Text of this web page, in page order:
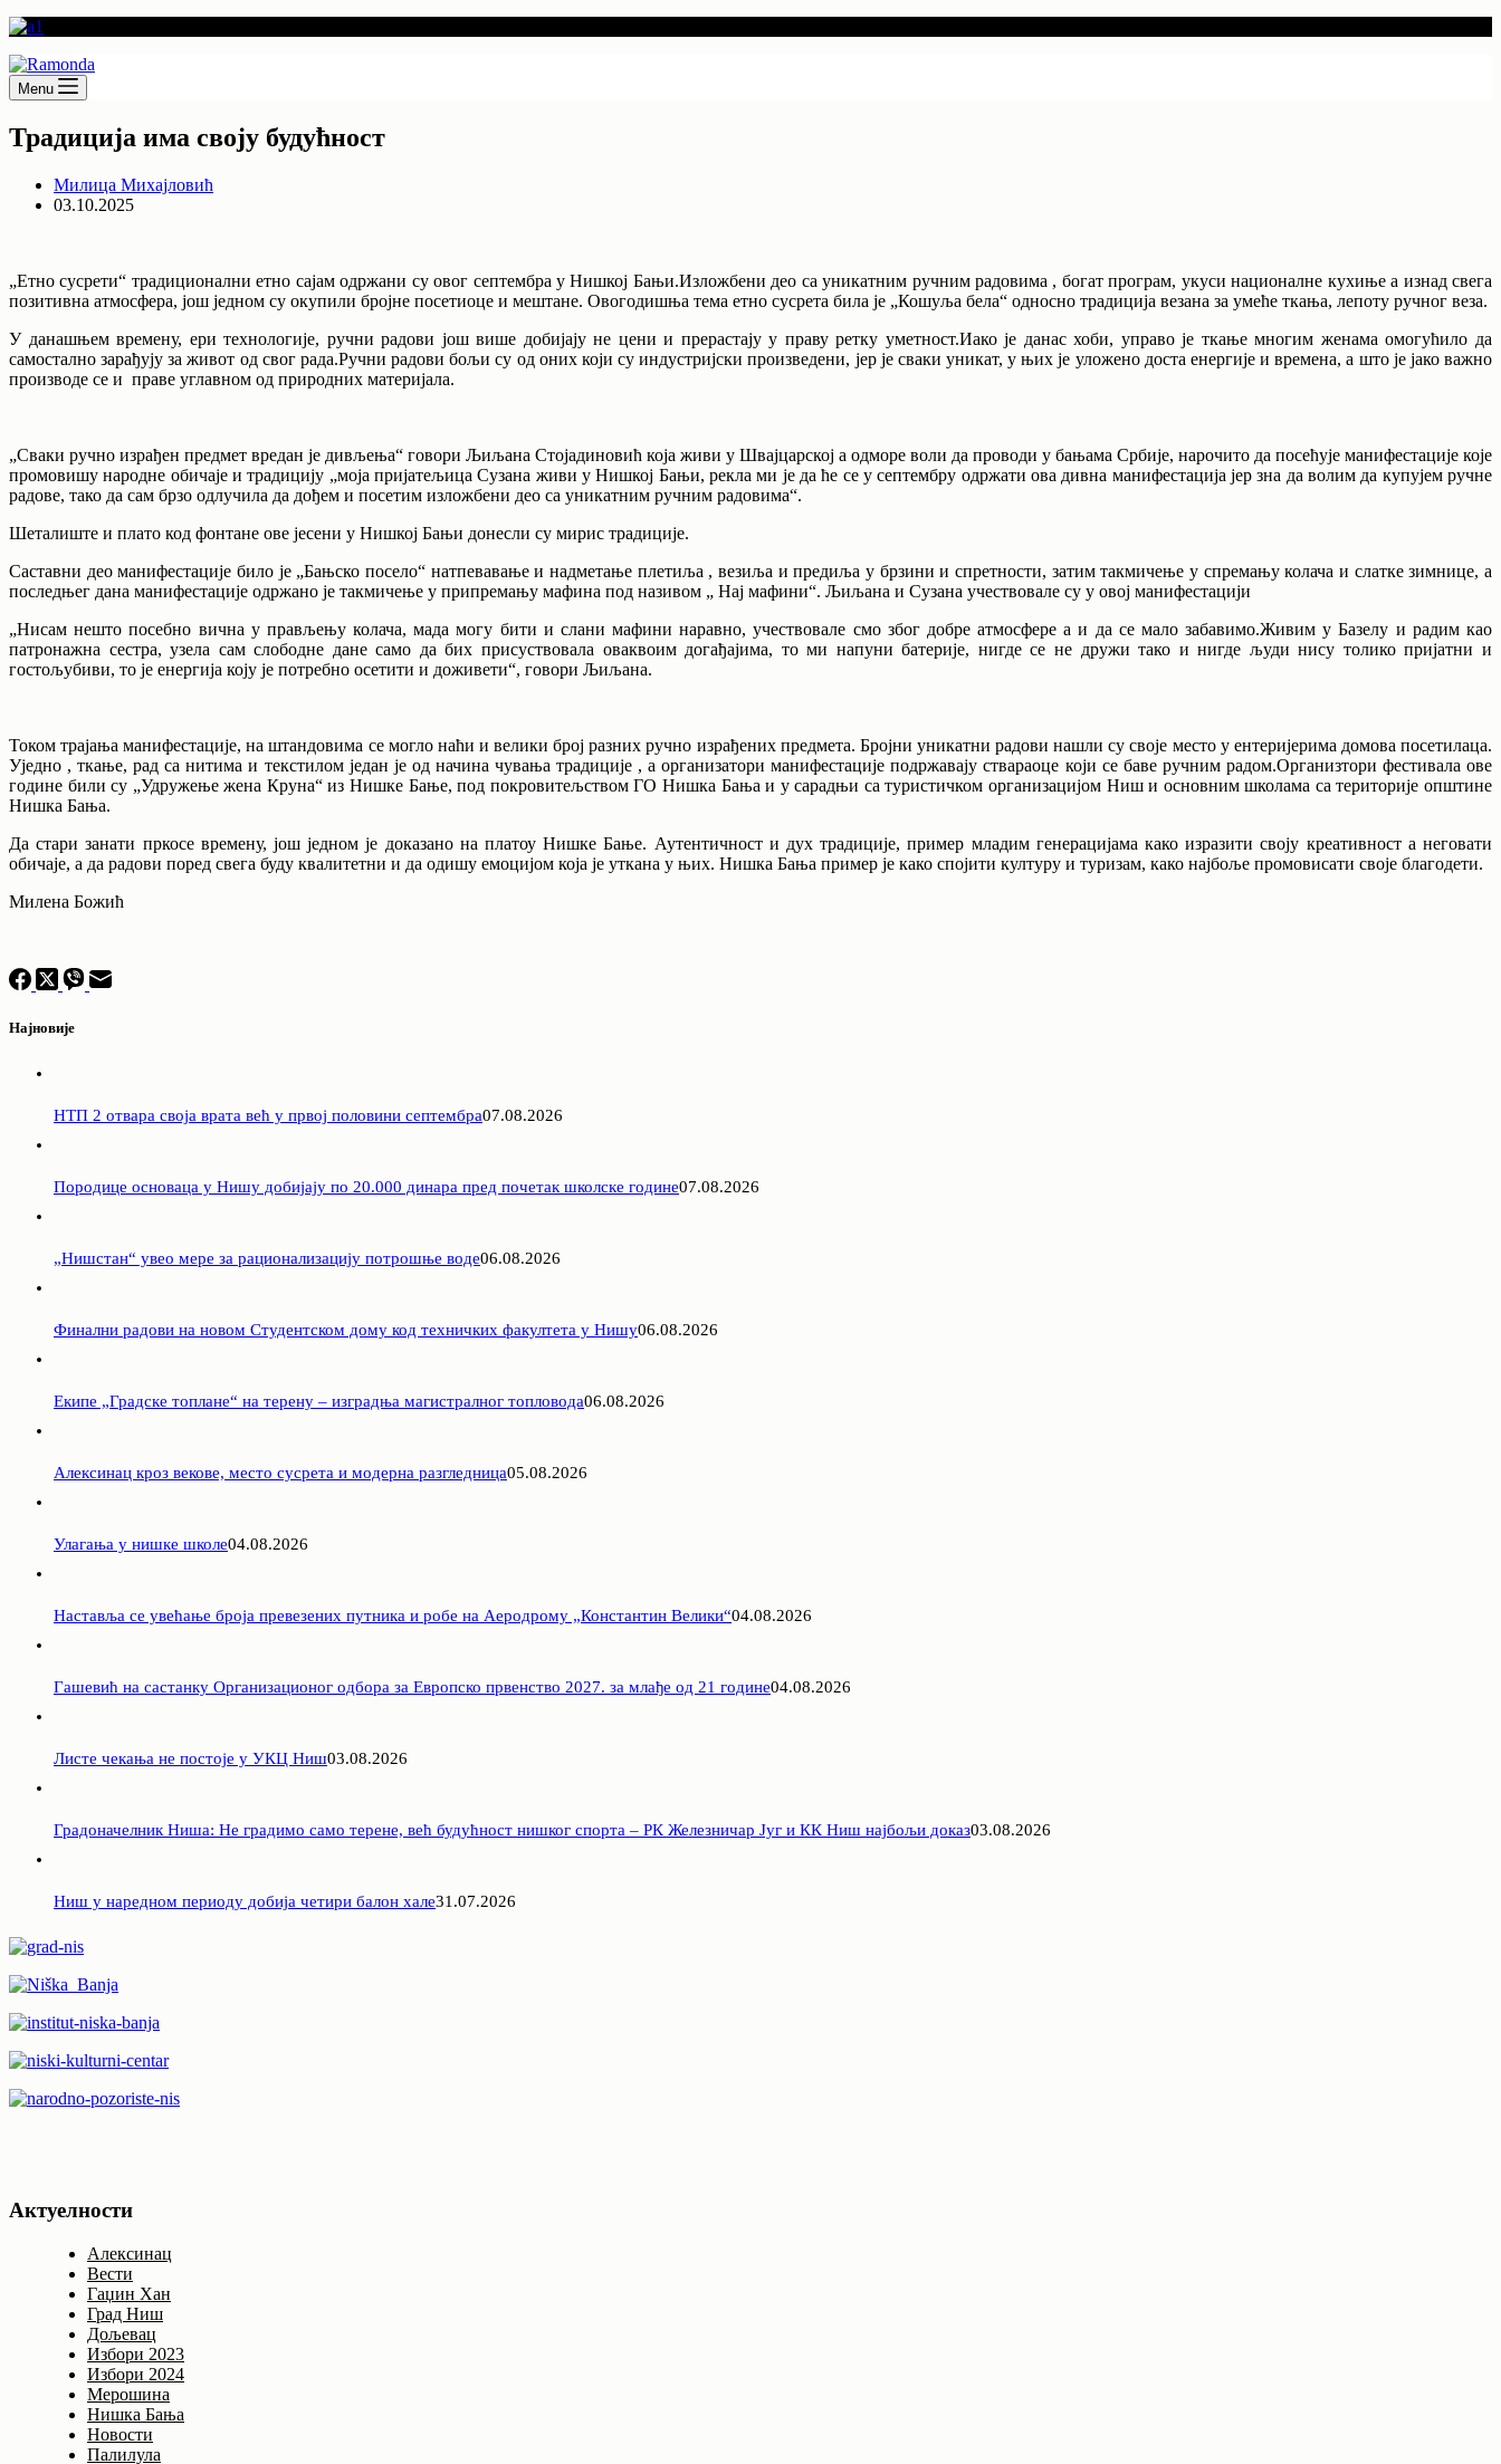
Menu
Традиција има своју будућност
Милица Михајловић
03.10.2025
„Етно сусрети“ традиционални етно сајам одржани су овог септембра у Нишкој Бањи.Изложбени део са уникатним ручним радовима , богат програм, укуси националне кухиње а изнад свега
позитивна атмосфера, још једном су окупили бројне посетиоце и мештане. Овогодишња тема етно сусрета била је „Кошуља бела“ односно традиција везана за умеће ткања, лепоту ручног веза.
У данашњем времену, ери технологије, ручни радови још више добијају не цени и прерастају у праву ретку уметност.Иако је данас хоби, управо је ткање многим женама омогућило да
самостално зарађују за живот од свог рада.Ручни радови бољи су од оних који су индустријски произведени, јер је сваки уникат, у њих је уложено доста енергије и времена, а што је јако важно
производе се и праве углавном од природних материјала.
„Сваки ручно израђен предмет вредан је дивљења“ говори Љиљана Стојадиновић која живи у Швајцарској а одморе воли да проводи у бањама Србије, нарочито да посећује манифестације које
промовишу народне обичаје и традицију „моја пријатељица Сузана живи у Нишкој Бањи, рекла ми је да ће се у септембру одржати ова дивна манифестација јер зна да волим да купујем ручне
радове, тако да сам брзо одлучила да дођем и посетим изложбени део са уникатним ручним радовима“.
Шеталиште и плато код фонтане ове јесени у Нишкој Бањи донесли су мирис традиције.
Саставни део манифестације било је „Бањско посело“ натпевавање и надметање плетиља , везиља и предиља у брзини и спретности, затим такмичење у спремању колача и слатке зимнице, а
последњег дана манифестације одржано је такмичење у припремању мафина под називом „ Нај мафини“. Љиљана и Сузана учествовале су у овој манифестацији
„Нисам нешто посебно вична у прављењу колача, мада могу бити и слани мафини наравно, учествовале смо због добре атмосфере а и да се мало забавимо.Живим у Базелу и радим као
патронажна сестра, узела сам слободне дане само да бих присуствовала оваквоим догађајима, то ми напуни батерије, нигде се не дружи тако и нигде људи нису толико пријатни и
гостољубиви, то је енергија коју је потребно осетити и доживети“, говори Љиљана.
Током трајања манифестације, на штандовима се могло наћи и велики број разних ручно израђених предмета. Бројни уникатни радови нашли су своје место у ентеријерима домова посетилаца.
Уједно , ткање, рад са нитима и текстилом један је од начина чувања традиције , а организатори манифестације подржавају ствараоце који се баве ручним радом.Организтори фестивала ове
године били су „Удружење жена Круна“ из Нишке Бање, под покровитељством ГО Нишка Бања и у сарадњи са туристичком организацијом Ниш и основним школама са територије општине
Нишка Бања.
Да стари занати пркосе времену, још једном је доказано на платоу Нишке Бање. Аутентичност и дух традиције, пример младим генерацијама како изразити своју креативност а неговати
обичаје, а да радови поред свега буду квалитетни и да одишу емоцијом која је уткана у њих. Нишка Бања пример је како спојити културу и туризам, како најбоље промовисати своје благодети.
Mилена Божић
Најновије
НТП 2 отвара своја врата већ у првој половини септембра07.08.2026
Породицe основаца у Нишу добијају по 20.000 динара пред почетак школске године07.08.2026
„Нишстан“ увео мере за рационализацију потрошње воде06.08.2026
Финални радови на новом Студентском дому код техничких факултета у Нишу06.08.2026
Екипе „Градске топлане“ на терену – изградња магистралног топловода06.08.2026
Алексинац кроз векове, место сусрета и модерна разгледница05.08.2026
Улагања у нишке школе04.08.2026
Наставља се увећање броја превезених путника и робе на Аеродрому „Константин Велики“04.08.2026
Гашевић на састанку Организационог одбора за Европско првенство 2027. за млађе од 21 године04.08.2026
Листе чекања не постоје у УКЦ Ниш03.08.2026
Градоначелник Ниша: Не градимо само терене, већ будућност нишког спорта – РК Железничар Југ и КК Ниш најбољи доказ03.08.2026
Ниш у наредном периоду добија четири балон хале31.07.2026
Актуелности
Алексинац
Вести
Гаџин Хан
Град Ниш
Дољевац
Избори 2023
Избори 2024
Мерошина
Нишка Бања
Новости
Палилула